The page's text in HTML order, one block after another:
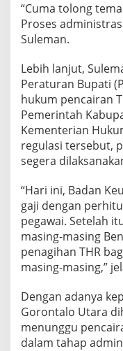
d
a
P
K
A
k
a
n
D
i
a
y
a
k
a
n
“Cuma tolong
Proses
Suleman.
Lebih lanjut,
Peraturan Bupati
hukum pencairan
Pemerintah
Kementerian
regulasi tersebut,
segera
“Hari ini, Badan
gaji dengan
pegawai. Setelah
masing-masing
penagihan THR
masing-masing,”
Dengan adanya
Gorontalo Utara
menunggu
dalam tahap